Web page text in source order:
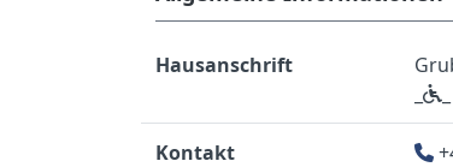
Hausanschrift
Kontakt